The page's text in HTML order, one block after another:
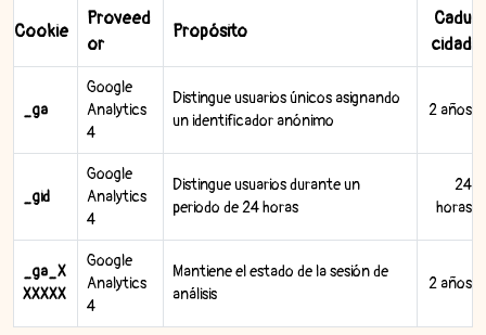
Cookie
Proveed
or
Propósito
Cadu
cidad
_ga
Google
Analytics
4
Distingue usuarios únicos asignando
un identificador anónimo
2 años
_gid
Google
Analytics
4
Distingue usuarios durante un
periodo de 24 horas
24
horas
_ga_X
XXXXX
Google
Analytics
4
Mantiene el estado de la sesión de
análisis
2 años